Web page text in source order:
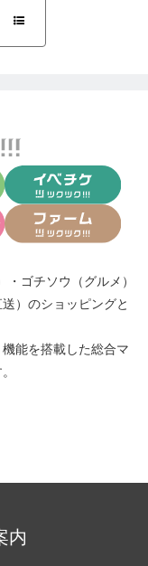

・ ゴチソウ（グルメ）
） のショッピングと
機能を搭載した総合マ
内